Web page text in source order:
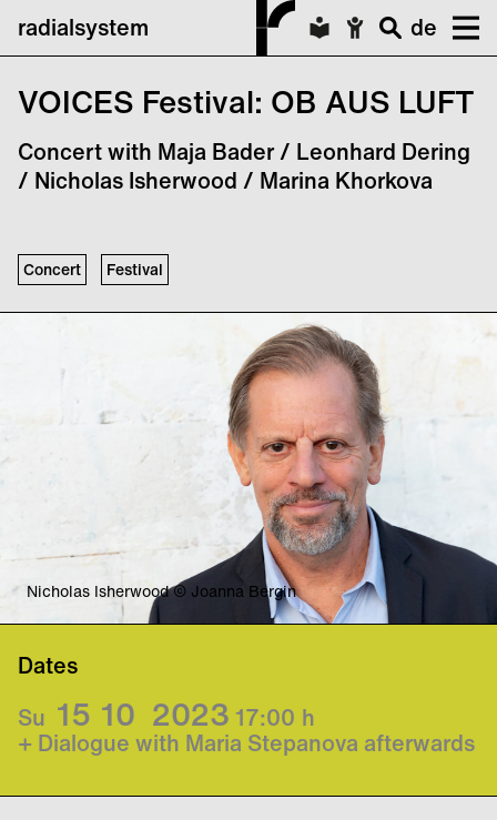
radialsystem de
VOICES Festival: OB AUS LUFT
Concert with Maja Bader / Leonhard Dering
/ Nicholas Isherwood / Marina Khorkova
Concert Festival
Nicholas Isherwood © Joanna Bergin
Dates
Su 15 10 2023 17:00 h
+ Dialogue with Maria Stepanova afterwards